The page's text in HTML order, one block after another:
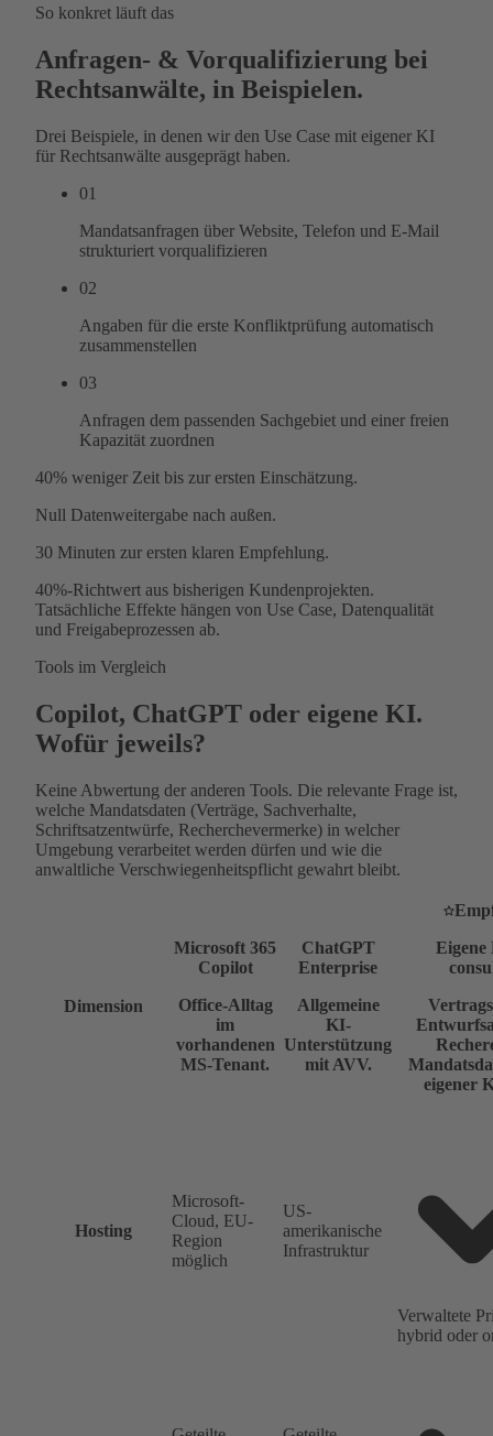
So konkret läuft das
Anfragen- & Vorqualifizierung bei
Rechtsanwälte, in Beispielen.
Drei Beispiele, in denen wir den Use Case mit eigener KI
für Rechtsanwälte ausgeprägt haben.
01
Mandatsanfragen über Website, Telefon und E-Mail
strukturiert vorqualifizieren
02
Angaben für die erste Konfliktprüfung automatisch
zusammenstellen
03
Anfragen dem passenden Sachgebiet und einer freien
Kapazität zuordnen
40% weniger Zeit bis zur ersten Einschätzung.
Null Datenweitergabe nach außen.
30 Minuten zur ersten klaren Empfehlung.
40%-Richtwert aus bisherigen Kundenprojekten.
Tatsächliche Effekte hängen von Use Case, Datenqualität
und Freigabeprozessen ab.
Tools im Vergleich
Copilot, ChatGPT oder eigene KI.
Wofür jeweils?
Keine Abwertung der anderen Tools. Die relevante Frage ist,
welche Mandatsdaten (Verträge, Sachverhalte,
Schriftsatzentwürfe, Recherchevermerke) in welcher
Umgebung verarbeitet werden dürfen und wie die
anwaltliche Verschwiegenheitspflicht gewahrt bleibt.
Dimension
Microsoft 365
Copilot
Office-Alltag
im
vorhandenen
MS-Tenant.
ChatGPT
Enterprise
Allgemeine
KI-
Unterstützung
mit AVV.
eigener
Hosting
Microsoft-
Cloud, EU-
Region
möglich
US-
amerikanische
Infrastruktur
Verwaltete
hybrid oder